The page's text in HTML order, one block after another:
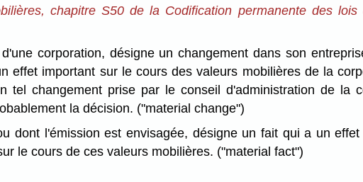
chapitre S50 de la Codification permanente des
corporation, désigne un changement dans son
effet important sur le cours des valeurs mobilières de la
changement prise par le conseil d'administration de la
la décision. ("material change")
dont l'émission est envisagée, désigne un fait qui a un
le cours de ces valeurs mobilières. ("material fact")